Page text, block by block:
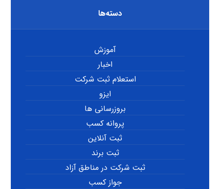
دسته‌ها
آموزش
اخبار
استعلام ثبت شرکت
ایزو
بروزرسانی ها
پروانه کسب
ثبت آنلاین
ثبت برند
ثبت شرکت در مناطق آزاد
جواز کسب